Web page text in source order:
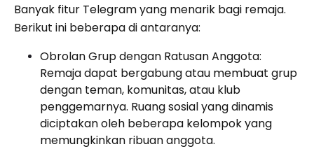
Banyak fitur Telegram yang menarik bagi remaja.
Berikut ini beberapa di antaranya:
Obrolan Grup dengan Ratusan Anggota:
Remaja dapat bergabung atau membuat grup
dengan teman, komunitas, atau klub
penggemarnya. Ruang sosial yang dinamis
diciptakan oleh beberapa kelompok yang
memungkinkan ribuan anggota.